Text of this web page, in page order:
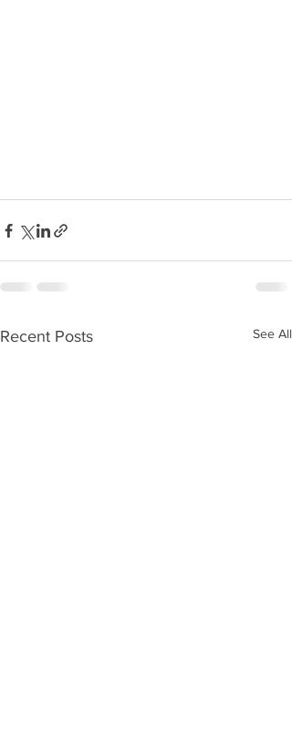
Recent Posts See All